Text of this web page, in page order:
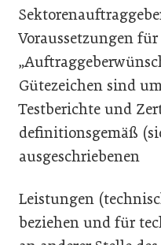
Voraussetzungen
Gütezeichen sind
Testberichte und
definitionsgemäß
ausgeschriebenen
Leistungen
beziehen und für